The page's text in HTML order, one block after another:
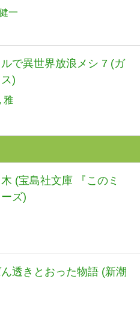
一
で異世界放浪メシ 7 (ガ
)
雅
(宝島社文庫 『このミ
ズ)
透きとおった物語 (新潮